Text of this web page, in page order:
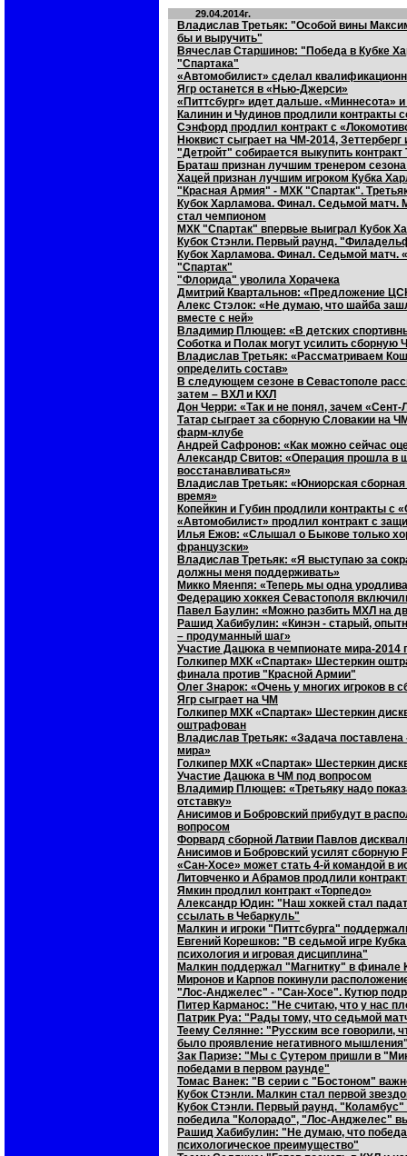
29.04.2014г.
Владислав Третьяк: "Особой вины
бы и выручить"
Вячеслав Старшинов: "Победа в Кубке
"Спартака"
«Автомобилист» сделал
Ягр останется в «Нью-Джерси»
«Питтсбург» идет дальше. «Миннесота»
Калинин и Чудинов продлили контракты
Сэнфорд продлил контракт с
Нюквист сыграет на ЧМ-2014, Зеттерберг
"Детройт" собирается выкупить контракт
Браташ признан лучшим тренером
Хацей признан лучшим игроком Кубка
"Красная Армия" - МХК "Спартак".
Кубок Харламова. Финал. Седьмой
стал чемпионом
МХК "Спартак" впервые выиграл Кубок
Кубок Стэнли. Первый раунд.
Кубок Харламова. Финал. Седьмой матч.
"Спартак"
"Флорида" уволила Хорачека
Дмитрий Квартальнов: «Предложение
Алекс Стэлок: «Не думаю, что шайба
вместе с ней»
Владимир Плющев: «В детских
Соботка и Полак могут усилить сборную
Владислав Третьяк: «Рассматриваем
определить состав»
В следующем сезоне в Севастополе
затем – ВХЛ и КХЛ
Дон Черри: «Так и не понял, зачем
Татар сыграет за сборную Словакии на
фарм-клубе
Андрей Сафронов: «Как можно сейчас
Александр Свитов: «Операция прошла в
восстанавливаться»
Владислав Третьяк: «Юниорская
время»
Копейкин и Губин продлили контракты с
«Автомобилист» продлил контракт с
Илья Ежов: «Слышал о Быкове только
французски»
Владислав Третьяк: «Я выступаю за
должны меня поддерживать»
Микко Мяенпя: «Теперь мы одна
Федерацию хоккея Севастополя
Павел Баулин: «Можно разбить МХЛ на
Рашид Хабибулин: «Кинэн - старый,
– продуманный шаг»
Участие Дацюка в чемпионате мира-2014
Голкипер МХК «Спартак» Шестеркин
финала против "Красной Армии"
Олег Знарок: «Очень у многих игроков в
Ягр сыграет на ЧМ
Голкипер МХК «Спартак» Шестеркин
оштрафован
Владислав Третьяк: «Задача
мира»
Голкипер МХК «Спартак» Шестеркин
Участие Дацюка в ЧМ под вопросом
Владимир Плющев: «Третьяку надо
отставку»
Анисимов и Бобровский прибудут в
вопросом
Форвард сборной Латвии Павлов
Анисимов и Бобровский усилят сборную
«Сан-Хосе» может стать 4-й командой в
Литовченко и Абрамов продлили
Ямкин продлил контракт «Торпедо»
Александр Юдин: "Наш хоккей стал
ссылать в Чебаркуль"
Малкин и игроки "Питтсбурга"
Евгений Корешков: "В седьмой игре
психология и игровая дисциплина"
Малкин поддержал "Магнитку" в финале
Миронов и Карпов покинули
"Лос-Анджелес" - "Сан-Хосе". Кутюр
Питер Карманос: "Не считаю, что у нас
Патрик Руа: "Рады тому, что седьмой
Теему Селянне: "Русским все говорили,
было проявление негативного
Зак Паризе: "Мы с Сутером пришли в
победами в первом раунде"
Томас Ванек: "В серии с "Бостоном"
Кубок Стэнли. Малкин стал первой
Кубок Стэнли. Первый раунд.
победила "Колорадо", "Лос-Анджелес"
Рашид Хабибулин: "Не думаю, что
психологическое преимущество"